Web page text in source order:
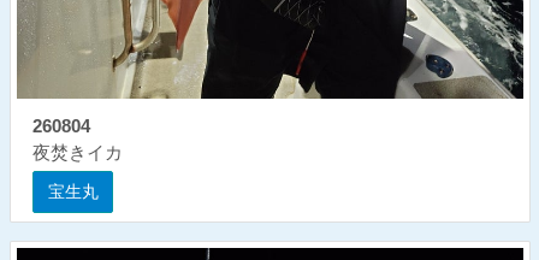
260804
夜焚きイカ
宝生丸